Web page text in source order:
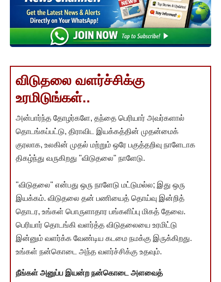
விடுதலை வளர்ச்சிக்கு
உரமிடுங்கள்..
அன்பார்ந்த தோழர்களே, தந்தை பெரியார் அவர்களால்
தொடங்கப்பட்டு, திராவிட இயக்கத்தின் முதன்மைக்
குரலாக, உலகின் முதல் மற்றும் ஒரே பகுத்தறிவு நாளேடாக
திகழ்ந்து வருகிறது "விடுதலை" நாளேடு.
"விடுதலை" என்பது ஒரு நாளேடு மட்டுமல்ல; இது ஒரு
இயக்கம். விடுதலை தன் பணியைத் தொய்வு இன்றித்
தொடர, உங்கள் பொருளாதார பங்களிப்பு மிகத் தேவை.
பெரியார் தொடங்கி வளர்த்த விடுதலையை உரமிட்டு
இன்னும் வளர்க்க வேண்டிய கடமை நமக்கு இருக்கிறது.
உங்கள் நன்கொடை அந்த வளர்ச்சிக்கு உதவும்.
நீங்கள் அனுப்ப இயன்ற நன்கொடை அளவைத்